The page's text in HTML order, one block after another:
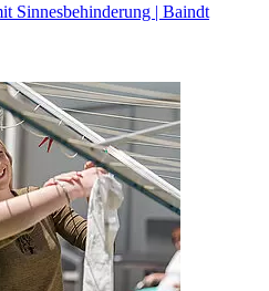
Sinnesbehinderung | Baindt